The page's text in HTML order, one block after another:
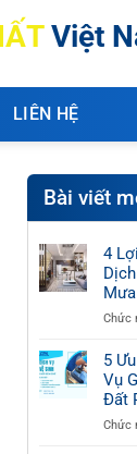
Việt
LIÊN HỆ
Bài viết
4
Chức
5
Vụ
Đất
Chức